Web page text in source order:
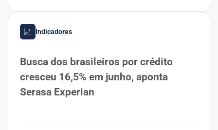
Indicadores
Busca dos brasileiros por crédito
cresceu 16,5% em junho, aponta
Serasa Experian